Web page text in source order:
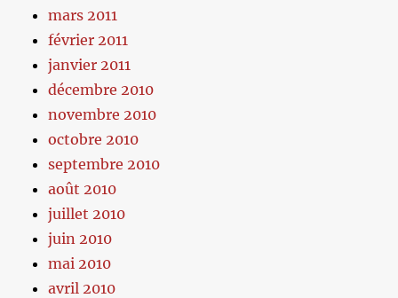
mars 2011
février 2011
janvier 2011
décembre 2010
novembre 2010
octobre 2010
septembre 2010
août 2010
juillet 2010
juin 2010
mai 2010
avril 2010